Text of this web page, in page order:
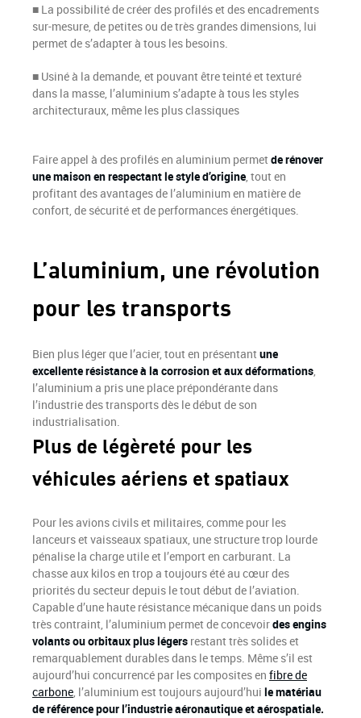
■ La possibilité de créer des profilés et des encadrements
sur-mesure, de petites ou de très grandes dimensions, lui
permet de s’adapter à tous les besoins.
■ Usiné à la demande, et pouvant être teinté et texturé
dans la masse, l’aluminium s’adapte à tous les styles
architecturaux, même les plus classiques
Faire appel à des profilés en aluminium permet de rénover
une maison en respectant le style d’origine, tout en
profitant des avantages de l’aluminium en matière de
confort, de sécurité et de performances énergétiques.
L’aluminium, une révolution
pour les transports
Bien plus léger que l’acier, tout en présentant une
excellente résistance à la corrosion et aux déformations,
l’aluminium a pris une place prépondérante dans
l’industrie des transports dès le début de son
industrialisation.
Plus de légèreté pour les
véhicules aériens et spatiaux
Pour les avions civils et militaires, comme pour les
lanceurs et vaisseaux spatiaux, une structure trop lourde
pénalise la charge utile et l’emport en carburant. La
chasse aux kilos en trop a toujours été au cœur des
priorités du secteur depuis le tout début de l’aviation.
Capable d’une haute résistance mécanique dans un poids
très contraint, l’aluminium permet de concevoirdes engins
volants ou orbitaux plus légers restant très solides et
remarquablement durables dans le temps. Même s’il est
aujourd’hui concurrencé par les composites en fibre de
carbone, l’aluminium est toujours aujourd’hui le matériau
de référence pour l’industrie aéronautique et aérospatiale.